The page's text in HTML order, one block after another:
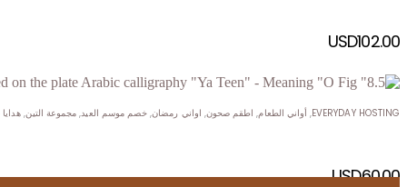
USD102.00
EVERYDAY HOSTING
, أواني الطعام, اطقم صحون, اواني رمضان, خصم موسم العيد, مجموعة التين,
USD60.00